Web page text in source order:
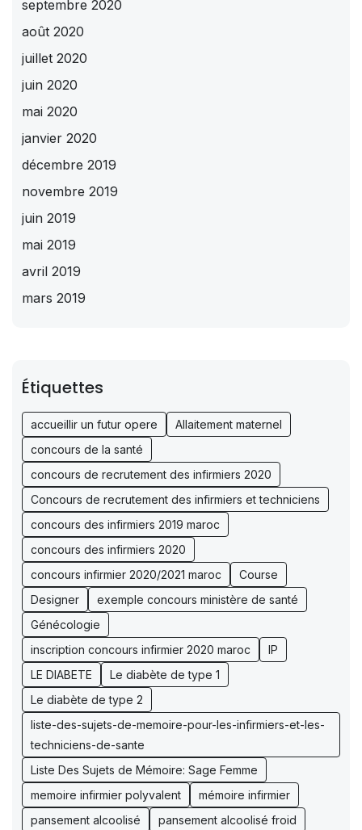
septembre 2020
août 2020
juillet 2020
juin 2020
mai 2020
janvier 2020
décembre 2019
novembre 2019
juin 2019
mai 2019
avril 2019
mars 2019
Étiquettes
accueillir un futur opere
Allaitement maternel
concours de la santé
concours de recrutement des infirmiers 2020
Concours de recrutement des infirmiers et techniciens
concours des infirmiers 2019 maroc
concours des infirmiers 2020
concours infirmier 2020/2021 maroc
Course
Designer
exemple concours ministère de santé
Génécologie
inscription concours infirmier 2020 maroc
IP
LE DIABETE
Le diabète de type 1
Le diabète de type 2
liste-des-sujets-de-memoire-pour-les-infirmiers-et-les-
techniciens-de-sante
Liste Des Sujets de Mémoire: Sage Femme
memoire infirmier polyvalent
mémoire infirmier
pansement alcoolisé
pansement alcoolisé froid